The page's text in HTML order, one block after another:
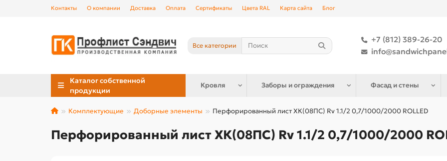
Контакты О компании Доставка Оплата Сертификаты Цвета RAL Карта сайта Блог
Все категории
+7 (812) 389-26-20
Каталог собственной
продукции
Кровля Заборы и ограждения Фасад и стены
Комплектующие Доборные элементы Перфорированный лист ХК(08ПС) Rv 1.1/2 0,7/1000/2000 ROLLED
Перфорированный лист ХК(08ПС) Rv 1.1/2 0,7/1000/2000